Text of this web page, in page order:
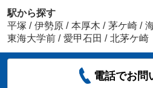
駅から探す
平塚 / 伊勢原 / 本厚木 / 茅ケ崎 /
東海大学前 / 愛甲石田 / 北茅ケ崎
電話でお問